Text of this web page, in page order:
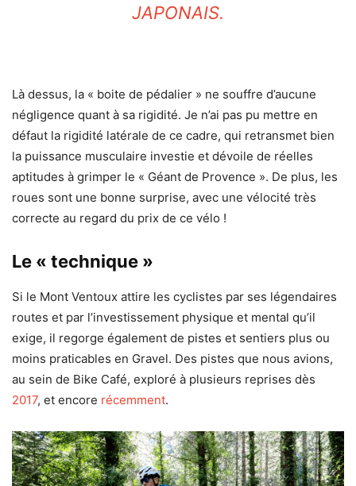
JAPONAIS.
Là dessus, la « boite de pédalier » ne souffre d’aucune
négligence quant à sa rigidité. Je n’ai pas pu mettre en
défaut la rigidité latérale de ce cadre, qui retransmet bien
la puissance musculaire investie et dévoile de réelles
aptitudes à grimper le « Géant de Provence ». De plus, les
roues sont une bonne surprise, avec une vélocité très
correcte au regard du prix de ce vélo !
Le « technique »
Si le Mont Ventoux attire les cyclistes par ses légendaires
routes et par l’investissement physique et mental qu’il
exige, il regorge également de pistes et sentiers plus ou
moins praticables en Gravel. Des pistes que nous avions,
au sein de Bike Café, exploré à plusieurs reprises dès
2017, et encore récemment.